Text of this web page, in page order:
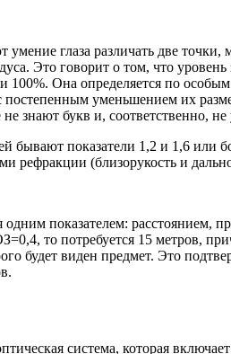
умение глаза различать две
Это говорит о том, что уровень
100%. Она определяется по
уменьшением их
не знают букв и,
бывают показатели 1,2 и 1,6
рефракции (близорукость и
одним показателем:
то потребуется 15 метров,
будет виден предмет. Это
система, которая